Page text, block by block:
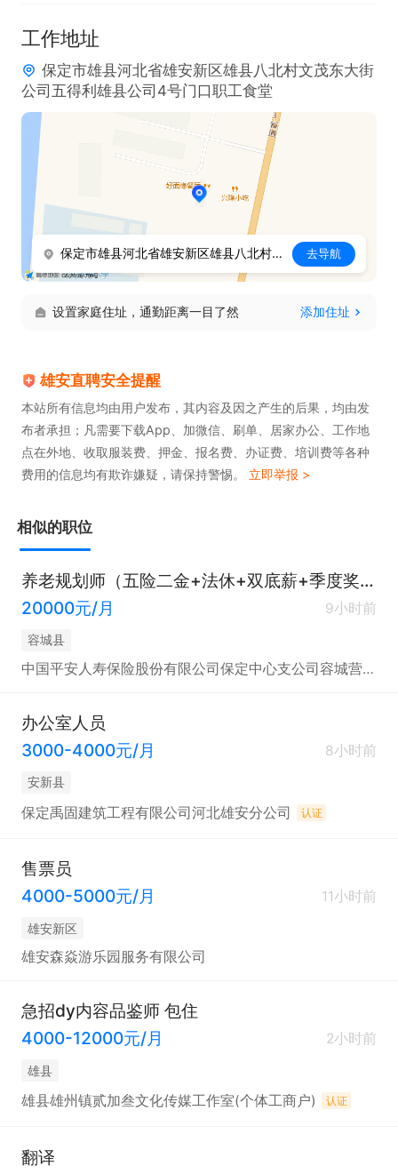
工作地址
保定市雄县河北省雄安新区雄县八北村文茂东大街
公司五得利雄县公司4号门口职工食堂
保定市雄县河北省雄安新区雄县八北村文茂东大街公司五得利雄县公司4号门口职工食堂 去导航
设置家庭住址，通勤距离一目了然 添加住址
雄安直聘安全提醒
本站所有信息均由用户发布，其内容及因之产生的后果，均由发
布者承担；凡需要下载App、加微信、刷单、居家办公、工作地
点在外地、收取服装费、押金、报名费、办证费、培训费等各种
费用的信息均有欺诈嫌疑，请保持警惕。 立即举报 >
相似的职位
养老规划师（五险二金+法休+双底薪+季度奖＋年终奖）
20000元/月
9小时前
容城县
中国平安人寿保险股份有限公司保定中心支公司容城营销服务部
办公室人员
3000-4000元/月
8小时前
安新县
保定禹固建筑工程有限公司河北雄安分公司 认证
售票员
4000-5000元/月
11小时前
雄安新区
雄安森焱游乐园服务有限公司
急招dy内容品鉴师 包住
4000-12000元/月
2小时前
雄县
雄县雄州镇贰加叁文化传媒工作室(个体工商户) 认证
翻译